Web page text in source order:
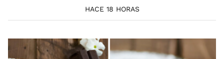
HACE 18 HORAS